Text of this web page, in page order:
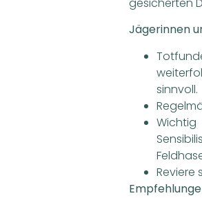
Jägerinnen
sinnvoll.
Reviere